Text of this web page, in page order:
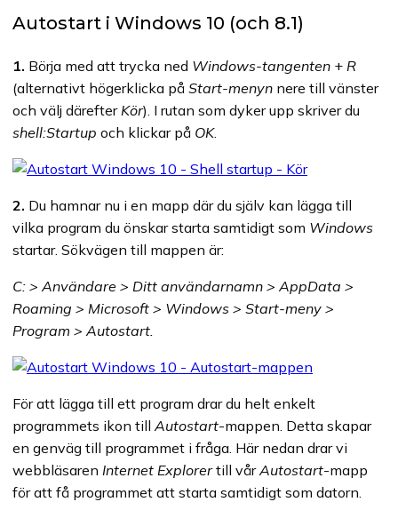
Autostart i Windows 10 (och 8.1)
1. Börja med att trycka ned Windows-tangenten + R
(alternativt högerklicka på Start-menyn nere till vänster
och välj därefterKör). I rutan som dyker upp skriver du
shell:Startup och klickar på OK.
2. Du hamnar nu i en mapp där du själv kan lägga till
vilka program du önskar starta samtidigt som Windows
startar. Sökvägen till mappen är:
C: > Användare > Ditt användarnamn > AppData >
Roaming > Microsoft > Windows > Start-meny >
Program > Autostart.
För att lägga till ett program drar du helt enkelt
programmets ikon tillAutostart-mappen. Detta skapar
en genväg till programmet i fråga. Här nedan drar vi
webbläsaren Internet Explorertill vårAutostart-mapp
för att få programmet att starta samtidigt som datorn.